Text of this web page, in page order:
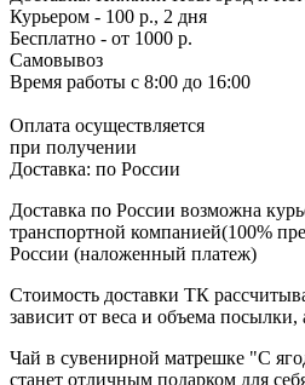
Курьером - 100 р., 2 дня
Бесплатно - от 1000 р.
Самовывоз
Время работы с 8:00 до 16:00
Оплата осуществляется
при получении
Доставка: по России
Доставка по России возможна
транспортной компанией(100%
России (наложенный платеж)
Стоимость доставки ТК
зависит от веса и объема посылки,
Чай в сувенирной матрешке "C
станет отличным подарком для